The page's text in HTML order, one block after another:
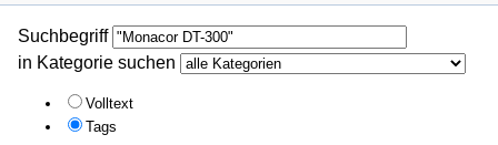
Suchbegriff
in Kategorie suchen
Volltext
Tags